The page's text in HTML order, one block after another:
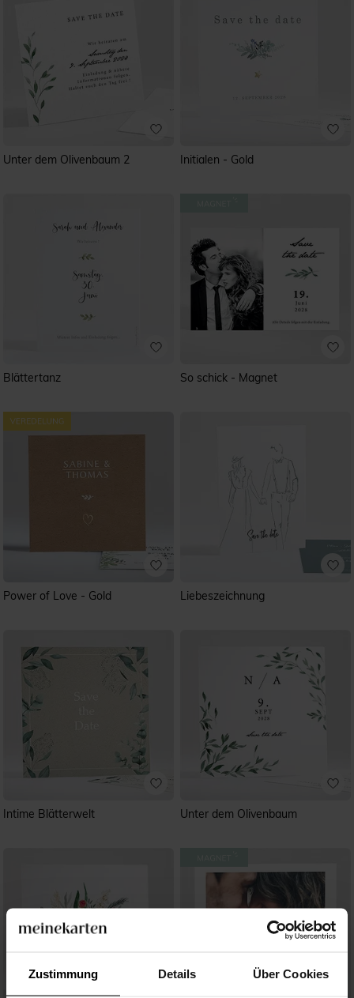
Zustimmung Details Über Cookies
Unter dem Olivenbaum 2 Initialen - Gold
Blättertanz So schick - Magnet
Power of Love - Gold Liebeszeichnung
Intime Blätterwelt Unter dem Olivenbaum